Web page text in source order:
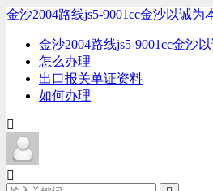
金沙2004路线js5-9001cc金沙以诚为
金沙2004路线js5-9001cc金沙
怎么办理
出口报关单证资料
如何办理